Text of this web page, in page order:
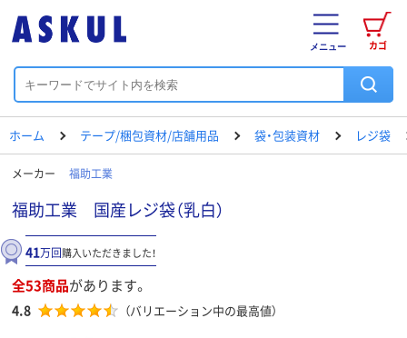
カゴ
メニュー
ホーム テープ/梱包資材/店舗用品 袋・包装資材 レジ袋
メーカー 福助工業
福助工業 国産レジ袋（乳白）
41万回購入いただきました！
全53商品があります。
4.8 （バリエーション中の最高値）